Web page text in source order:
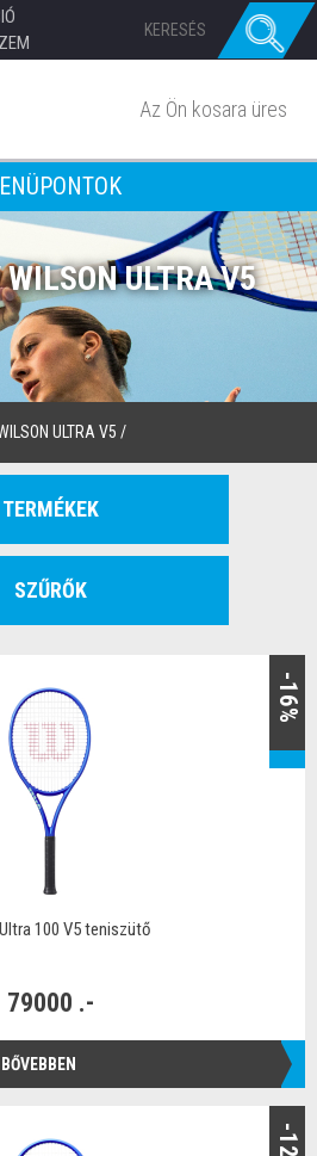
Az Ön kosara üres
ULTRA V5
ULTRA V5 /
TERMÉKEK
SZŰRŐK
-16%
100 V5 teniszütő
79000 .-
BŐVEBBEN